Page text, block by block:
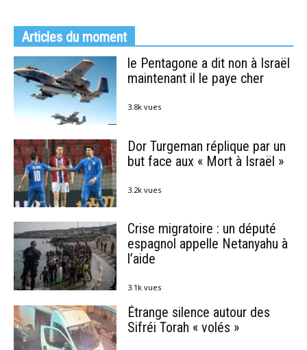
Articles du moment
le Pentagone a dit non à Israël
maintenant il le paye cher
3.8k vues
Dor Turgeman réplique par un
but face aux « Mort à Israël »
3.2k vues
Crise migratoire : un député
espagnol appelle Netanyahu à
l’aide
3.1k vues
Étrange silence autour des
Sifréi Torah « volés »